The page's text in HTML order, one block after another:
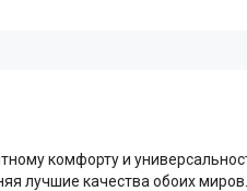
комфорту и
лучшие качества обоих миров.